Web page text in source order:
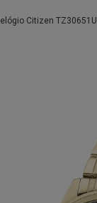
Citizen TZ30651U